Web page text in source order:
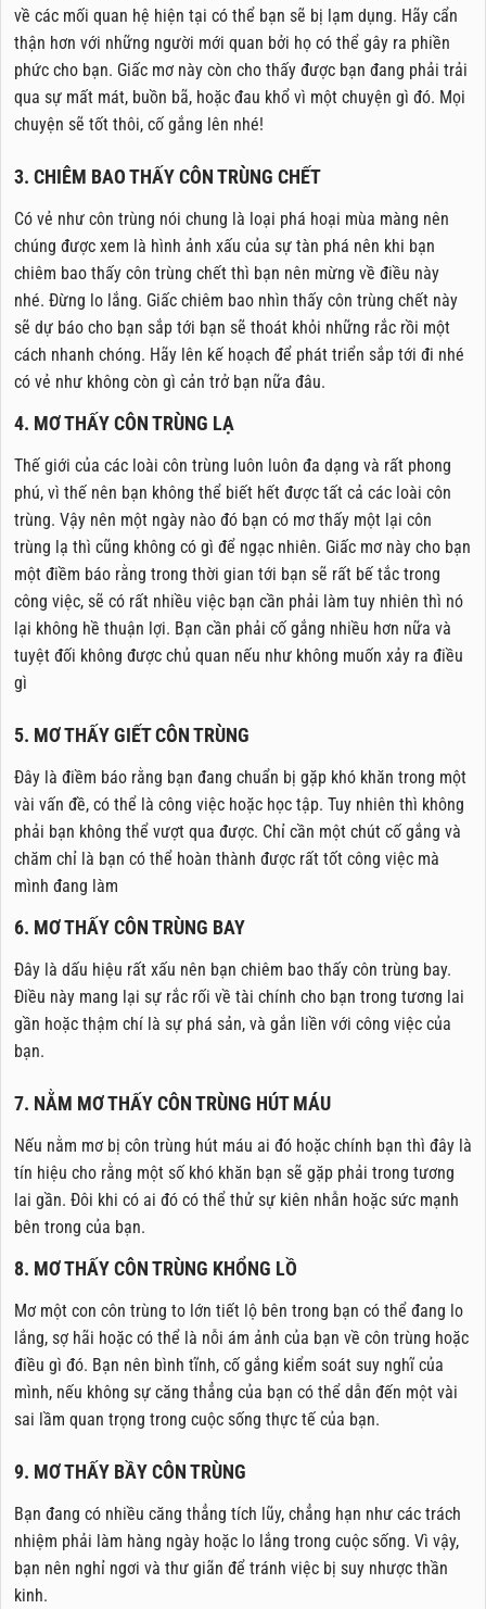
về các mối quan hệ hiện tại có thể bạn sẽ bị lạm dụng. Hãy cẩn
thận hơn với những người mới quan bởi họ có thể gây ra phiền
phức cho bạn. Giấc mơ này còn cho thấy được bạn đang phải trải
qua sự mất mát, buồn bã, hoặc đau khổ vì một chuyện gì đó. Mọi
chuyện sẽ tốt thôi, cố gắng lên nhé!
3. CHIÊM BAO THẤY CÔN TRÙNG CHẾT
Có vẻ như côn trùng nói chung là loại phá hoại mùa màng nên
chúng được xem là hình ảnh xấu của sự tàn phá nên khi bạn
chiêm bao thấy côn trùng chết thì bạn nên mừng về điều này
nhé. Đừng lo lắng. Giấc chiêm bao nhìn thấy côn trùng chết này
sẽ dự báo cho bạn sắp tới bạn sẽ thoát khỏi những rắc rồi một
cách nhanh chóng. Hãy lên kế hoạch để phát triển sắp tới đi nhé
có vẻ như không còn gì cản trở bạn nữa đâu.
4. MƠ THẤY CÔN TRÙNG LẠ
Thế giới của các loài côn trùng luôn luôn đa dạng và rất phong
phú, vì thế nên bạn không thể biết hết được tất cả các loài côn
trùng. Vậy nên một ngày nào đó bạn có mơ thấy một lại côn
trùng lạ thì cũng không có gì để ngạc nhiên. Giấc mơ này cho bạn
một điềm báo rằng trong thời gian tới bạn sẽ rất bế tắc trong
công việc, sẽ có rất nhiều việc bạn cần phải làm tuy nhiên thì nó
lại không hề thuận lợi. Bạn cần phải cố gắng nhiều hơn nữa và
tuyệt đối không được chủ quan nếu như không muốn xảy ra điều
gì
5. MƠ THẤY GIẾT CÔN TRÙNG
Đây là điềm báo rằng bạn đang chuẩn bị gặp khó khăn trong một
vài vấn đề, có thể là công việc hoặc học tập. Tuy nhiên thì không
phải bạn không thể vượt qua được. Chỉ cần một chút cố gắng và
chăm chỉ là bạn có thể hoàn thành được rất tốt công việc mà
mình đang làm
6. MƠ THẤY CÔN TRÙNG BAY
Đây là dấu hiệu rất xấu nên bạn chiêm bao thấy côn trùng bay.
Điều này mang lại sự rắc rối về tài chính cho bạn trong tương lai
gần hoặc thậm chí là sự phá sản, và gắn liền với công việc của
bạn.
7. NẰM MƠ THẤY CÔN TRÙNG HÚT MÁU
Nếu nằm mơ bị côn trùng hút máu ai đó hoặc chính bạn thì đây là
tín hiệu cho rằng một số khó khăn bạn sẽ gặp phải trong tương
lai gần. Đôi khi có ai đó có thể thử sự kiên nhẫn hoặc sức mạnh
bên trong của bạn.
8. MƠ THẤY CÔN TRÙNG KHỔNG LỒ
Mơ một con côn trùng to lớn tiết lộ bên trong bạn có thể đang lo
lắng, sợ hãi hoặc có thể là nỗi ám ảnh của bạn về côn trùng hoặc
điều gì đó. Bạn nên bình tĩnh, cố gắng kiểm soát suy nghĩ của
mình, nếu không sự căng thẳng của bạn có thể dẫn đến một vài
sai lầm quan trọng trong cuộc sống thực tế của bạn.
9. MƠ THẤY BẦY CÔN TRÙNG
Bạn đang có nhiều căng thẳng tích lũy, chẳng hạn như các trách
nhiệm phải làm hàng ngày hoặc lo lắng trong cuộc sống. Vì vậy,
bạn nên nghỉ ngơi và thư giãn để tránh việc bị suy nhược thần
kinh.